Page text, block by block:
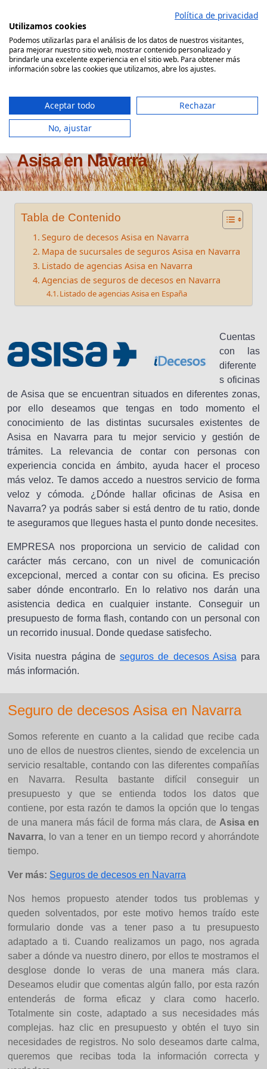
contenido
Comparador Seguro Decesos
Oficinas seguros de decesos
Asisa en Navarra
Tabla de Contenido
Seguro de decesos Asisa en Navarra
Mapa de sucursales de seguros Asisa en Navarra
Listado de agencias Asisa en Navarra
Agencias de seguros de decesos en Navarra
Listado de agencias Asisa en España
Cuentas
con las
diferente
s oficinas
de Asisa que se encuentran situados en diferentes zonas,
por ello deseamos que tengas en todo momento el
conocimiento de las distintas sucursales existentes de
Asisa en Navarra para tu mejor servicio y gestión de
trámites. La relevancia de contar con personas con
experiencia concida en ámbito, ayuda hacer el proceso
más veloz. Te damos accedo a nuestros servicio de forma
veloz y cómoda. ¿Dónde hallar oficinas de Asisa en
Navarra? ya podrás saber si está dentro de tu ratio, donde
te aseguramos que llegues hasta el punto donde necesites.
EMPRESA nos proporciona un servicio de calidad con
carácter más cercano, con un nivel de comunicación
excepcional, merced a contar con su oficina. Es preciso
saber dónde encontrarlo. En lo relativo nos darán una
asistencia dedica en cualquier instante. Conseguir un
presupuesto de forma flash, contando con un personal con
un recorrido inusual. Donde quedase satisfecho.
Visita nuestra página de seguros de decesos Asisa para
más información.
Seguro de decesos Asisa en Navarra
Somos referente en cuanto a la calidad que recibe cada
uno de ellos de nuestros clientes, siendo de excelencia un
servicio resaltable, contando con las diferentes compañías
en Navarra. Resulta bastante difícil conseguir un
presupuesto y que se entienda todos los datos que
contiene, por esta razón te damos la opción que lo tengas
de una manera más fácil de forma más clara, de Asisa en
Navarra, lo van a tener en un tiempo record y ahorrándote
tiempo.
Ver más: Seguros de decesos en Navarra
Nos hemos propuesto atender todos tus problemas y
queden solventados, por este motivo hemos traído este
formulario donde vas a tener paso a tu presupuesto
adaptado a ti. Cuando realizamos un pago, nos agrada
saber a dónde va nuestro dinero, por ellos te mostramos el
desglose donde lo veras de una manera más clara.
Deseamos eludir que comentas algún fallo, por esta razón
entenderás de forma eficaz y clara como hacerlo.
Totalmente sin coste, adaptado a sus necesidades más
complejas. haz clic en presupuesto y obtén el tuyo sin
necesidades de registros. No solo deseamos darte calma,
queremos que recibas toda la información correcta y
Política de privacidad
Utilizamos cookies
Podemos utilizarlas para el análisis de los datos de nuestros visitantes,
para mejorar nuestro sitio web, mostrar contenido personalizado y
brindarle una excelente experiencia en el sitio web. Para obtener más
información sobre las cookies que utilizamos, abre los ajustes.
Aceptar todo
Rechazar
No, ajustar